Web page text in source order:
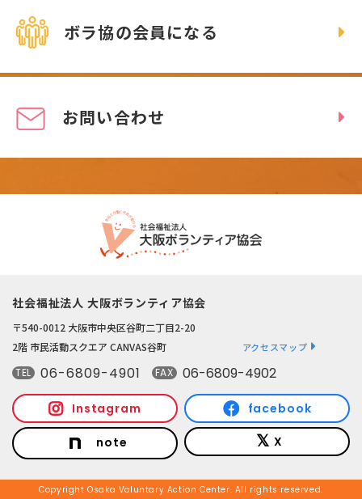
ボラ協の会員になる
お問い合わせ
社会福祉法人 大阪ボランティア協会
〒540-0012 大阪市中央区谷町二丁目2-20
2階 市民活動スクエア CANVAS谷町
アクセスマップ
TEL 06-6809-4901 FAX 06-6809-4902
Instagram facebook
note X
Copyright Osaka Voluntary Action Center. All rights reserved.